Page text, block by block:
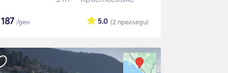
187 /ден (2 прегледи)
5.0